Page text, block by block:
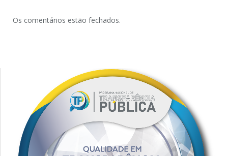
Os comentários estão fechados.